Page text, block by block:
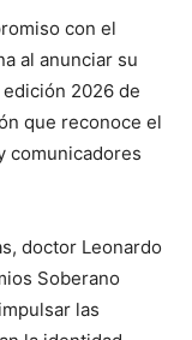
con el
al anunciar su
2026 de
que reconoce el
comunicadores
doctor Leonardo
Soberano
las